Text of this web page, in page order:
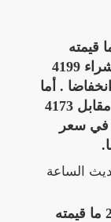
سعر لشراء الذهب عيار 22 ما قيمته
4174 جنيه، وسجل السعر السابق للشراء 4199
عكس انخفاضا . أما
عن أخر سعر للبيع فكان 4148 جنيه. مقابل 4173
في سعر
2025-02-06 في تحديث الساعة
وصل آخر سعر لشراء الذهب عيار 24 ما قيمته